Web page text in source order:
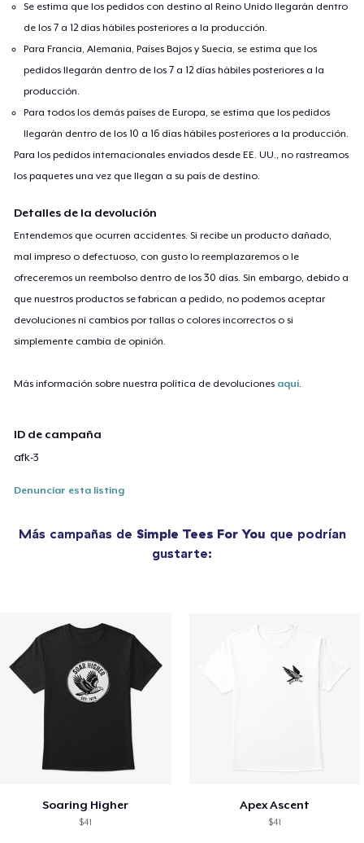
Se estima que los pedidos con destino al Reino Unido llegarán dentro
de los 7 a 12 días hábiles posteriores a la producción.
Para Francia, Alemania, Países Bajos y Suecia, se estima que los
pedidos llegarán dentro de los 7 a 12 días hábiles posteriores a la
producción.
Para todos los demás países de Europa, se estima que los pedidos
llegarán dentro de los 10 a 16 días hábiles posteriores a la producción.
Para los pedidos internacionales enviados desde EE. UU., no rastreamos
los paquetes una vez que llegan a su país de destino.
Detalles de la devolución
Entendemos que ocurren accidentes. Si recibe un producto dañado,
mal impreso o defectuoso, con gusto lo reemplazaremos o le
ofreceremos un reembolso dentro de los 30 días. Sin embargo, debido a
que nuestros productos se fabrican a pedido, no podemos aceptar
devoluciones ni cambios por tallas o colores incorrectos o si
simplemente cambia de opinión.
Más información sobre nuestra política de devoluciones aquí
ID de campaña
afk-3
Denunciar esta listing
Más campañas de Simple Tees For You que podrían
gustarte:
Soaring Higher
$41
Apex Ascent
$41